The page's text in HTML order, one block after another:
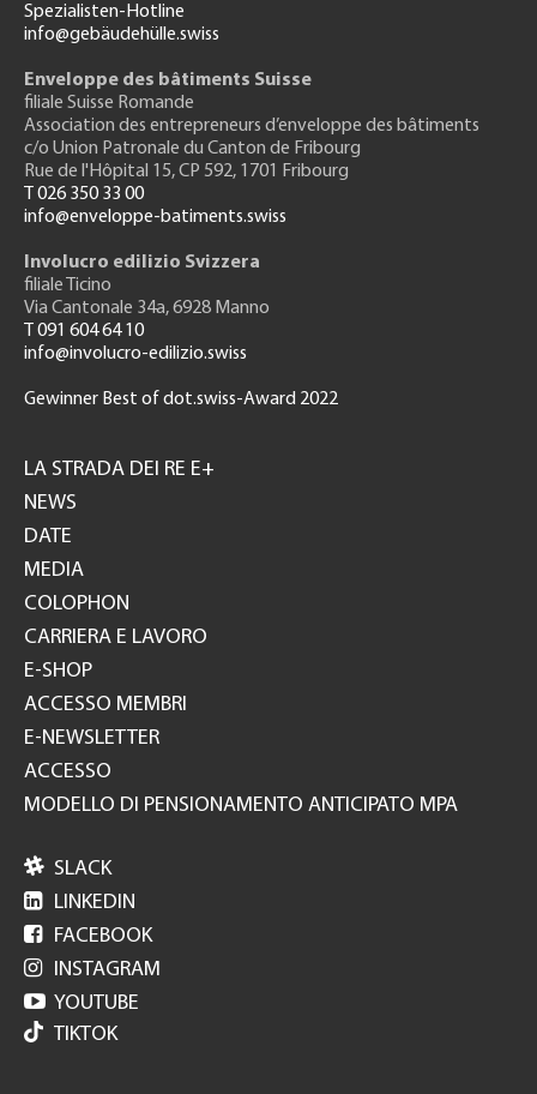
Spezialisten-Hotline
info@gebäudehülle.swiss
Enveloppe des bâtiments Suisse
filiale Suisse Romande
Association des entrepreneurs d’enveloppe des bâtiments
c/o Union Patronale du Canton de Fribourg
Rue de l'Hôpital 15, CP 592, 1701 Fribourg
T 026 350 33 00
info@enveloppe-batiments.swiss
Involucro edilizio Svizzera
filiale Ticino
Via Cantonale 34a, 6928 Manno
T 091 604 64 10
info@involucro-edilizio.swiss
Gewinner Best of dot.swiss-Award 2022
GH
LA STRADA DEI RE E+
NEWS
DATE
MEDIA
COLOPHON
CARRIERA E LAVORO
E-SHOP
ACCESSO MEMBRI
E-NEWSLETTER
ACCESSO
MODELLO DI PENSIONAMENTO ANTICIPATO MPA
 SLACK
 LINKEDIN
 FACEBOOK
 INSTAGRAM
 YOUTUBE
TIKTOK